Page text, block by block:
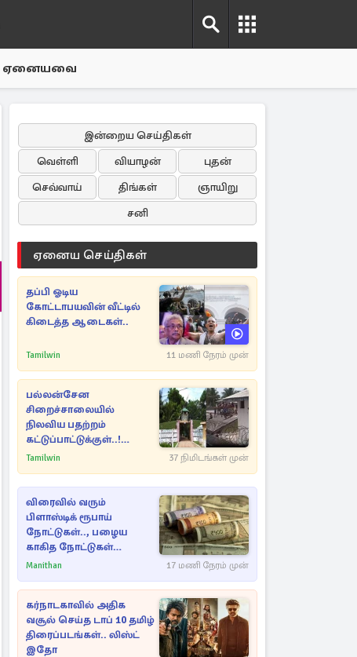
ஏனையவை
இன்றைய செய்திகள்
வெள்ளி
வியாழன்
புதன்
செவ்வாய்
திங்கள்
ஞாயிறு
சனி
ஏனைய செய்திகள்
தப்பி ஓடிய
கோட்டாபயவின் வீட்டில்
கிடைத்த ஆடைகள்..
Tamilwin 11 மணி நேரம் முன்
பல்லன்சேன
சிறைச்சாலையில்
நிலவிய பதற்றம்
கட்டுப்பாட்டுக்குள்..!
அதிரடியாக களமிறங்கிய
Tamilwin 37 நிமிடங்கள் முன்
விரைவில் வரும்
பிளாஸ்டிக் ரூபாய்
நோட்டுகள்.., பழைய
காகித நோட்டுகள்
செல்லுமா?
Manithan 17 மணி நேரம் முன்
கர்நாடகாவில் அதிக
வசூல் செய்த டாப் 10 தமிழ்
திரைப்படங்கள்.. லிஸ்ட்
இதோ